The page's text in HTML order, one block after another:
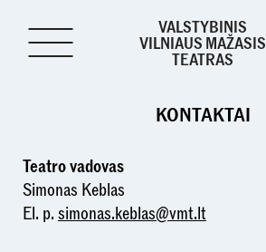
VALSTYBINIS
VILNIAUS MAŽASIS
TEATRAS
KONTAKTAI
Teatro vadovas
Simonas Keblas
El. p.simonas.keblas@vmt.lt